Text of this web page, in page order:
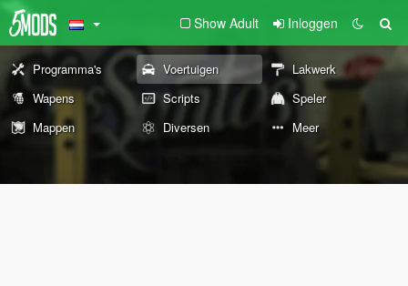
Show Adult Inloggen
Programma's Voertuigen
Lakwerk
Wapens
Scripts
Speler
Mappen
Diversen Meer